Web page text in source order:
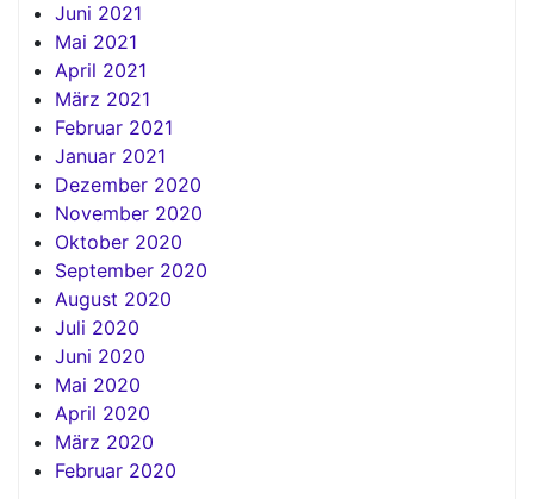
Juni 2021
Mai 2021
April 2021
März 2021
Februar 2021
Januar 2021
Dezember 2020
November 2020
Oktober 2020
September 2020
August 2020
Juli 2020
Juni 2020
Mai 2020
April 2020
März 2020
Februar 2020